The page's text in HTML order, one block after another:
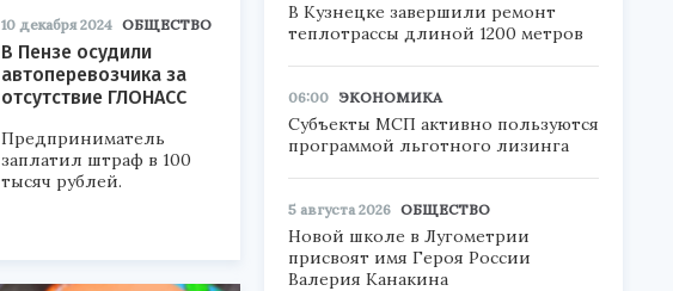
10 декабря 2024 ОБЩЕСТВО
В Пензе осудили
автоперевозчика за
отсутствие ГЛОНАСС
Предприниматель
заплатил штраф в 100
тысяч рублей.
В Кузнецке завершили ремонт
теплотрассы длиной 1200 метров
06:00 ЭКОНОМИКА
Субъекты МСП активно пользуются
программой льготного лизинга
5 августа 2026 ОБЩЕСТВО
Новой школе в Лугометрии
присвоят имя Героя России
Валерия Канакина